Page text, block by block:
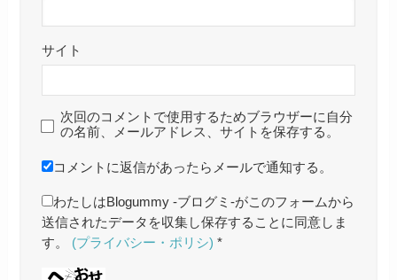
サイト
次回のコメントで使用するためブラウザーに自分
の名前、メールアドレス、サイトを保存する。
コメントに返信があったらメールで通知する。
わたしはBlogummy -ブログミ-がこのフォームから
送信されたデータを収集し保存することに同意しま
す。 (プライバシー・ポリシ) *